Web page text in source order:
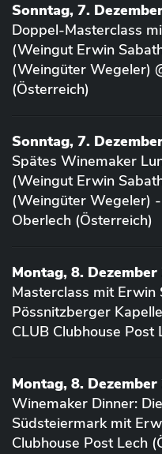
Sonntag, 7.
Doppel-Masterclass
(Weingut Erwin
(Weingüter Wegeler)
(Österreich)
Sonntag, 7.
Spätes Winemaker
(Weingut Erwin
(Weingüter Wegeler)
Oberlech (Österreich)
Montag, 8.
Masterclass mit Erwin
Pössnitzberger
CLUB Clubhouse Post
Montag, 8.
Winemaker Dinner:
Südsteiermark mit
Clubhouse Post Lech